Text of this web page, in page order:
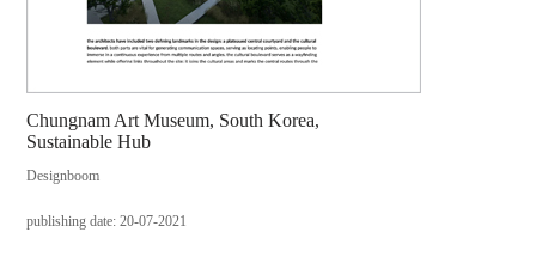
Chungnam Art Museum, South Korea,
Sustainable Hub
Designboom
publishing date: 20-07-2021